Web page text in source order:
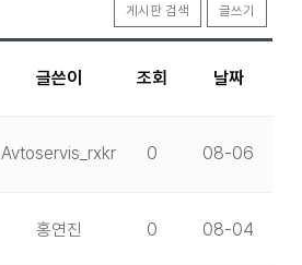
게시판 검색 글쓰기
글쓴이 조회 날짜
Avtoservis_rxkr 0 08-06
홍연진 0 08-04